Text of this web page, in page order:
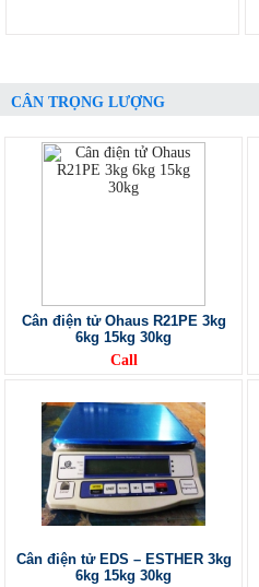
CÂN TRỌNG LƯỢNG
Cân điện tử Ohaus R21PE 3kg
6kg 15kg 30kg
Call
Cân điện tử EDS – ESTHER 3kg
6kg 15kg 30kg